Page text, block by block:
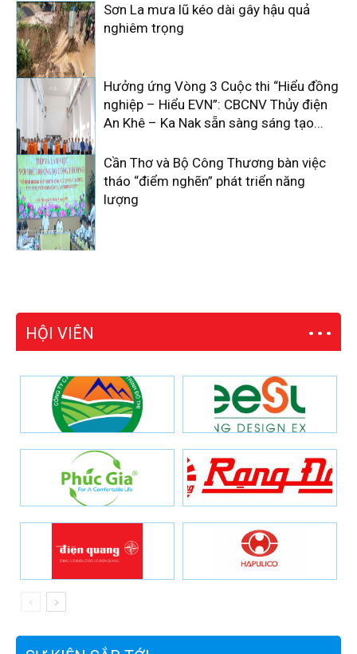
Sơn La mưa lũ kéo dài gây hậu quả
nghiêm trọng
Hưởng ứng Vòng 3 Cuộc thi “Hiểu đồng
nghiệp – Hiểu EVN”: CBCNV Thủy điện
An Khê – Ka Nak sẵn sàng sáng tạo...
Cần Thơ và Bộ Công Thương bàn việc
tháo “điểm nghẽn” phát triển năng
lượng
HỘI VIÊN